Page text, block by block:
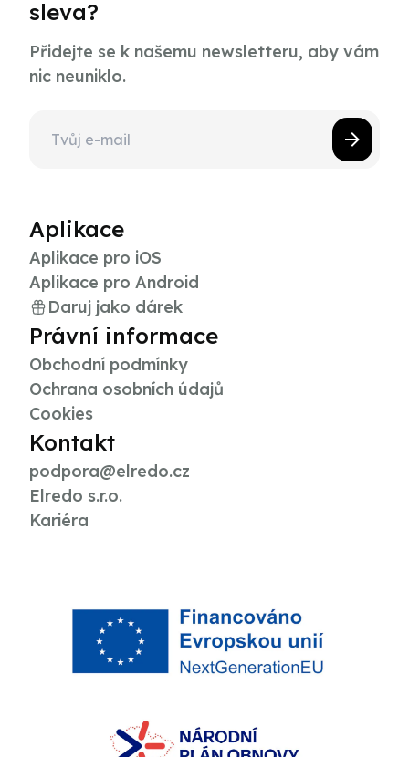
sleva?
Přidejte se k našemu newsletteru, aby vám
nic neuniklo.
Aplikace
Aplikace pro iOS
Aplikace pro Android
Daruj jako dárek
Právní informace
Obchodní podmínky
Ochrana osobních údajů
Cookies
Kontakt
podpora@elredo.cz
Elredo s.r.o.
Kariéra